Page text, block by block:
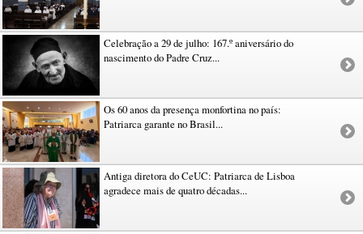
Celebração a 29 de julho: 167.º aniversário do
nascimento do Padre Cruz...
Os 60 anos da presença monfortina no país:
Patriarca garante no Brasil...
Antiga diretora do CeUC: Patriarca de Lisboa
agradece mais de quatro décadas...